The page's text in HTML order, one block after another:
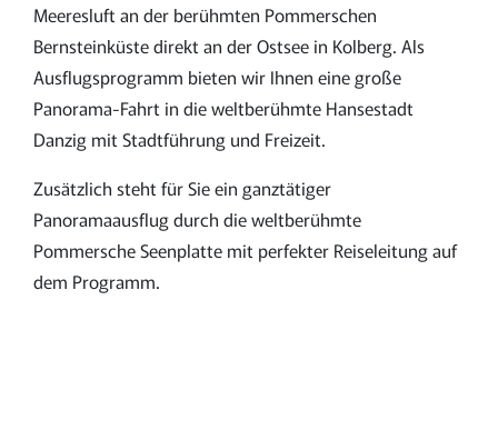
­Meeresluft an der berühmten Pommerschen
Bernsteinküste direkt an der Ostsee in Kolberg. Als
Ausflugsprogramm bieten wir Ihnen eine große
Panorama-­Fahrt in die weltberühmte Hansestadt
Danzig mit Stadtführung und Freizeit.
Zusätzlich steht für Sie ein ganztätiger
Panoramaausflug durch die weltberühmte
Pommersche Seenplatte mit perfekter Reiseleitung auf
dem Programm.